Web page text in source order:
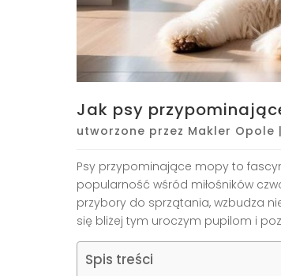
Jak psy
utworzone przez Makler Opole |
Psy przypominające mopy to
popularność wśród miłośników
przybory do sprzątania, wzbudza
się bliżej tym uroczym pupilom i
Spis treści